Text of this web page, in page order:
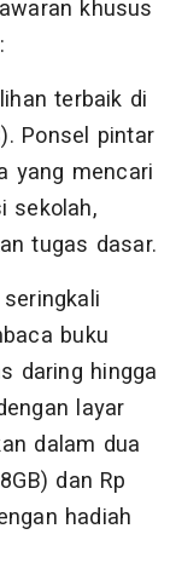
khusus
terbaik di
Ponsel pintar
yang mencari
sekolah,
tugas dasar.
buku
daring hingga
layar
dalam dua
dan Rp
hadiah